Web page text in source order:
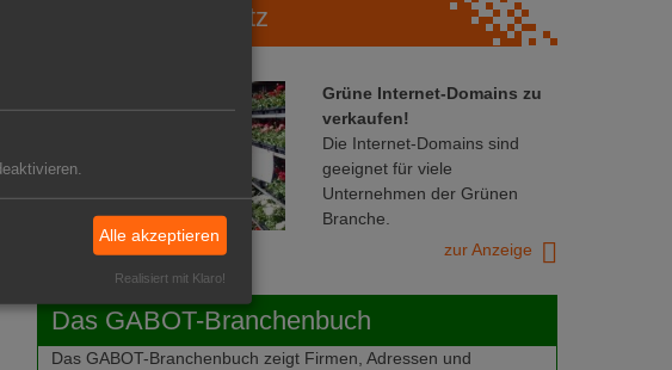
GABOT Marktplatz
Grüne Internet-Domains zu
verkaufen!
Die Internet-Domains sind
geeignet für viele
Unternehmen der Grünen
Branche.
zur Anzeige
Das GABOT-Branchenbuch
Das GABOT-Branchenbuch zeigt Firmen, Adressen und
Alle akzeptieren
Realisiert mit Klaro!